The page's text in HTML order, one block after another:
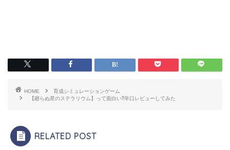
HOME
育成シミュレーションゲーム
【廻らぬ星のステラリウム】って面白い⁈辛口レビューしてみた
RELATED POST